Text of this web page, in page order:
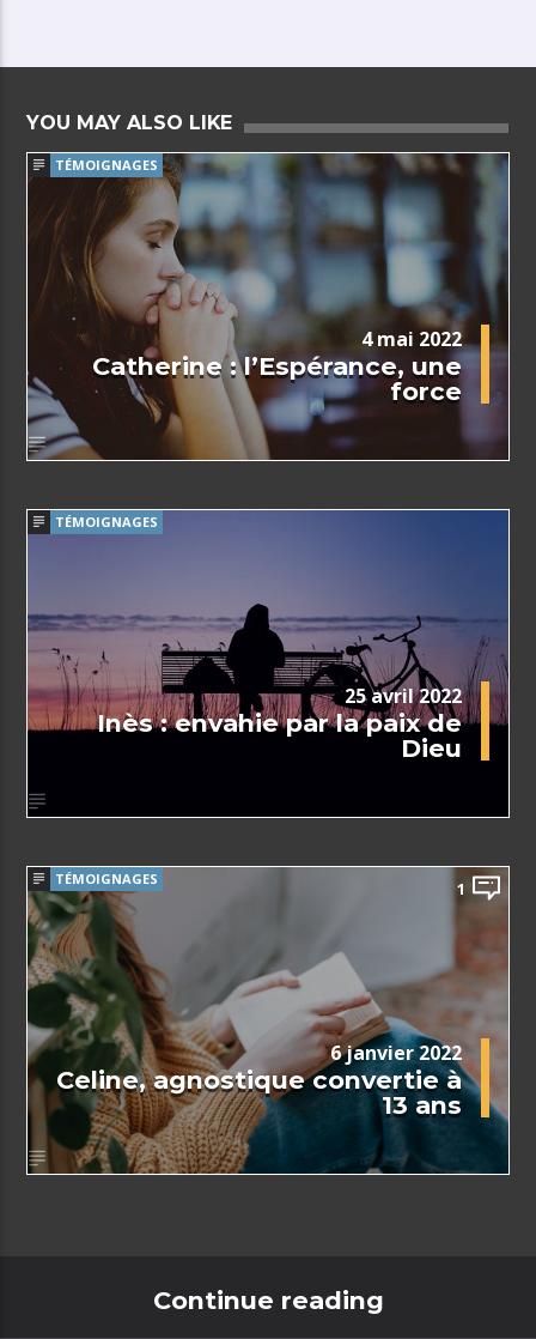
YOU MAY ALSO LIKE
TÉMOIGNAGES
4 mai 2022
Catherine : l’Espérance, une
force
TÉMOIGNAGES
25 avril 2022
Inès : envahie par la paix de
Dieu
TÉMOIGNAGES 1
6 janvier 2022
Celine, agnostique convertie à
13 ans
Continue reading